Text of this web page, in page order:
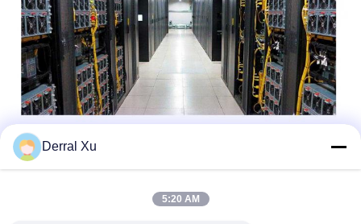
Etiquetas:
Módulo Del Transmisor-Receptor De SFP
Derral Xu
5:20 AM